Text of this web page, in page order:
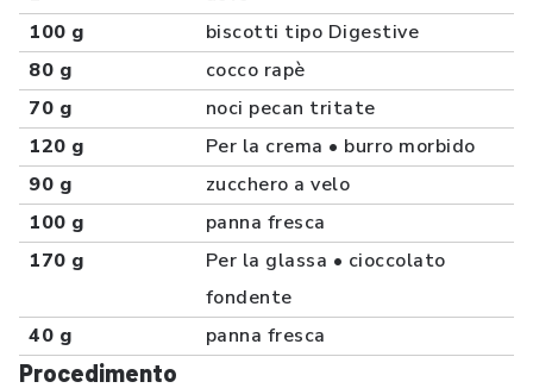
100 g
biscotti tipo Digestive
80 g
cocco rapè
70 g
noci pecan tritate
120 g
Per la crema • burro morbido
90 g
zucchero a velo
100 g
panna fresca
170 g
Per la glassa • cioccolato
fondente
40 g
panna fresca
Procedimento